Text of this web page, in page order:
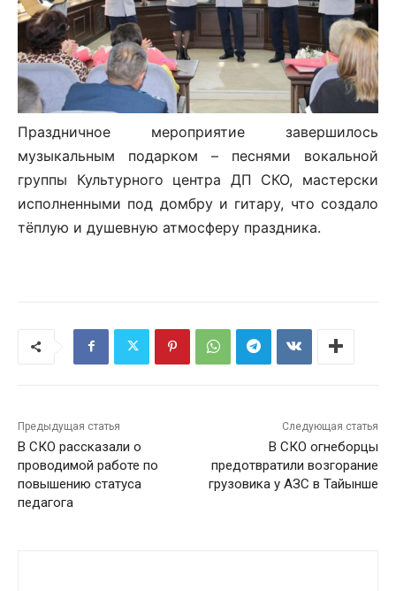
Праздничное мероприятие завершилось
музыкальным подарком – песнями вокальной
группы Культурного центра ДП СКО, мастерски
исполненными под домбру и гитару, что создало
тёплую и душевную атмосферу праздника.
Предыдущая статья
В СКО рассказали о
проводимой работе по
повышению статуса
педагога
Следующая статья
В СКО огнеборцы
предотвратили возгорание
грузовика у АЗС в Тайынше